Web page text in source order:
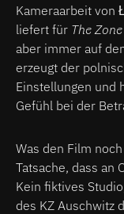
Kameraarbeit von
liefert für The
aber immer auf
erzeugt der
Einstellungen und
Gefühl bei der
Was den Film
Tatsache, dass an
Kein fiktives
des KZ Auschwitz